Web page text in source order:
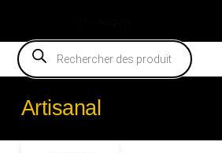
Recherche
de
produits
Artisanal